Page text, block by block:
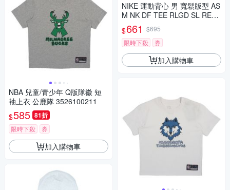
NBA 兒童/青少年 Q版隊徽 短
袖上衣 公鹿隊 3526100211
$585 81折
限時下殺 券
加入購物車
NIKE 運動背心 男 寬鬆版型 AS
M NK DF TEE RLGD SL RESE
T 黑 DX0992-010
$661 $695
限時下殺
券
加入購物車